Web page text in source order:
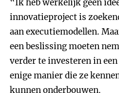
“Ik heb werkelijk geen
innovatieproject is
aan executiemodellen.
een beslissing moeten
verder te investeren in
enige manier die ze
kunnen onderbouwen.